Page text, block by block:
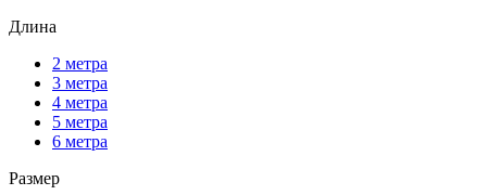
Длина
2 метра
3 метра
4 метра
5 метра
6 метра
Размер